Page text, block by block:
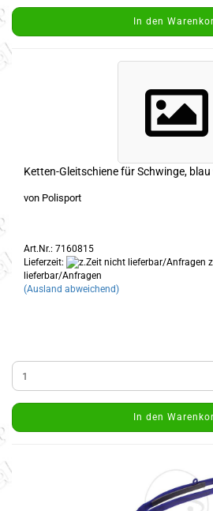
In den
Ketten-Gleitschiene für Schwinge, blau
von Polisport
Art.Nr.: 7160815
Lieferzeit:
lieferbar/Anfragen
(Ausland abweichend)
In den